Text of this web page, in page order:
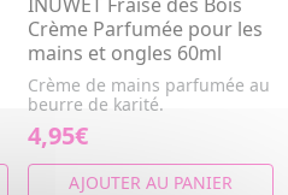
Crème Parfumée pour les
mains et ongles 60ml
Crème de mains parfumée au
beurre de karité.
4,95€
AJOUTER AU PANIER